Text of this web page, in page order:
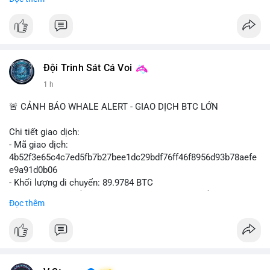
#binancesquare
$btc
📰 Nguồn: Cointelegraph
Đội Trinh Sát Cá Voi
1 h
🚨 CẢNH BÁO WHALE ALERT - GIAO DỊCH BTC LỚN
Chi tiết giao dịch:
- Mã giao dịch:
4b52f3e65c4c7ed5fb7b27bee1dc29bdf76ff46f8956d93b78aefe
e9a91d0b06
- Khối lượng di chuyển: 89.9784 BTC
USD)
Đọc thêm